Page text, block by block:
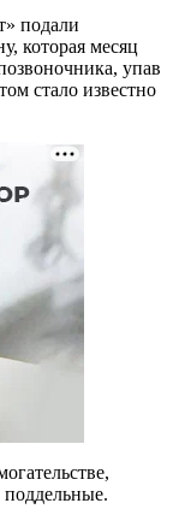
подали
которая месяц
упав
стало известно